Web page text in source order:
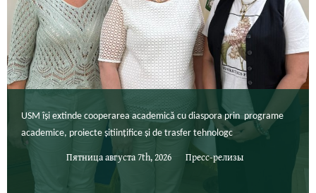
USM își extinde cooperarea academică cu diaspora prin programe
academice, proiecte șitiințifice și de trasfer tehnologc
Пятница августа 7th, 2026 Пресс-релизы